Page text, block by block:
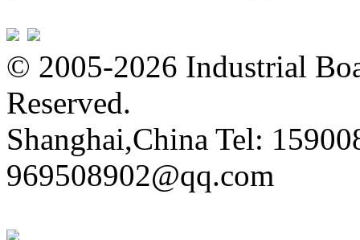
© 2005-2026 Industrial
Reserved.
Shanghai,China Tel:
969508902@qq.com